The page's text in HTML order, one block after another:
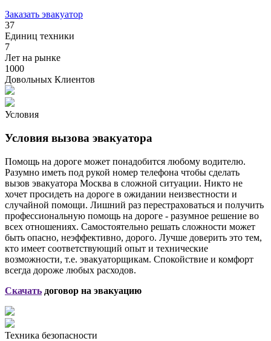
Заказать эвакуатор
37
Единиц техники
7
Лет на рынке
1000
Довольных Клиентов
Условия
Условия вызова эвакуатора
Помощь на дороге может понадобится любому водителю.
Разумно иметь под рукой номер телефона чтобы сделать
вызов эвакуатора Москва в сложной ситуации. Никто не
хочет просидеть на дороге в ожидании неизвестности и
случайной помощи. Лишний раз перестраховаться и получить
профессиональную помощь на дороге - разумное решение во
всех отношениях. Самостоятельно решать сложности может
быть опасно, неэффективно, дорого. Лучше доверить это тем,
кто имеет соответствующий опыт и технические
возможности, т.е. эвакуаторщикам. Спокойствие и комфорт
всегда дороже любых расходов.
Скачать договор на эвакуацию
Техника безопасности